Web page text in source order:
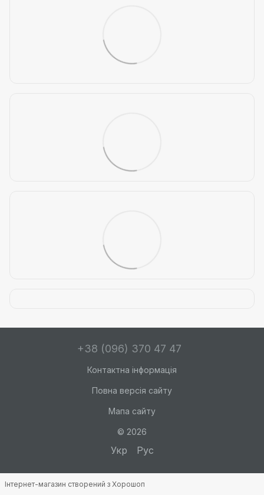
+38 (096) 370 47 47
Контактна інформація
Повна версія сайту
Мапа сайту
© 2026
Укр Рус
Інтернет-магазин створений з Хорошоп